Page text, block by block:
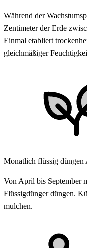
Während der
Zentimeter der Erde
Einmal etabliert
gleichmäßiger
Monatlich flüssig düngen
Von April bis September
Flüssigdünger düngen.
mulchen.